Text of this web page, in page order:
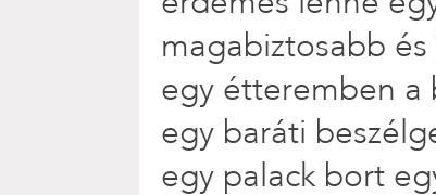
magabiztosabb
egy étteremben a
egy baráti
egy palack bort